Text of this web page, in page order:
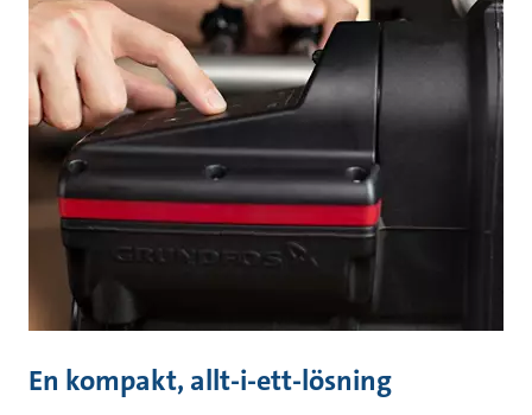
En kompakt, allt-i-ett-lösning